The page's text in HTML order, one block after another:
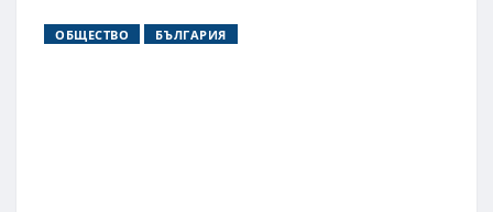
ОБЩЕСТВО БЪЛГАРИЯ